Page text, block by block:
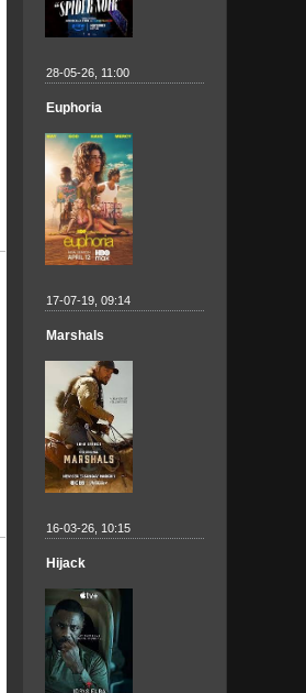
28-05-26, 11:00
Euphoria
17-07-19, 09:14
Marshals
16-03-26, 10:15
Hijack